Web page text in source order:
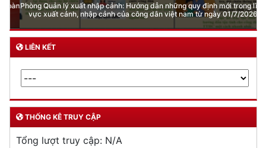
Phòng Quản lý xuất nhập cảnh: Hướng dẫn những quy định mới trong lĩnh
vực xuất cảnh, nhập cảnh của công dân việt nam từ ngày 01/7/2026
LIÊN KẾT
THỐNG KÊ TRUY CẬP
Tổng lượt truy cập: N/A